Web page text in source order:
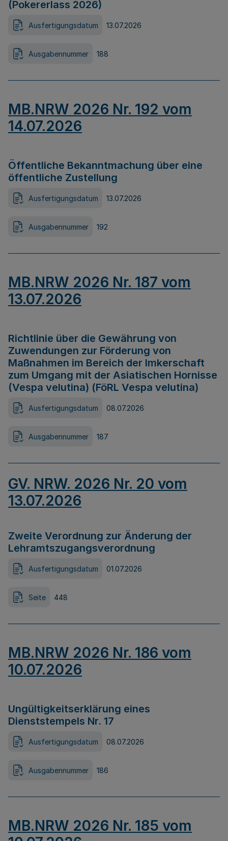
(Pokererlass 2026)
Ausfertigungsdatum 13.07.2026
Ausgabennummer 188
MB.NRW 2026 Nr. 192 vom
14.07.2026
Öffentliche Bekanntmachung über eine
öffentliche Zustellung
Ausfertigungsdatum 13.07.2026
Ausgabennummer 192
MB.NRW 2026 Nr. 187 vom
13.07.2026
Richtlinie über die Gewährung von
Zuwendungen zur Förderung von
Maßnahmen im Bereich der Imkerschaft
zum Umgang mit der Asiatischen Hornisse
(Vespa velutina) (FöRL Vespa velutina)
Ausfertigungsdatum 08.07.2026
Ausgabennummer 187
GV. NRW. 2026 Nr. 20 vom
13.07.2026
Zweite Verordnung zur Änderung der
Lehramtszugangsverordnung
Ausfertigungsdatum 01.07.2026
Seite 448
MB.NRW 2026 Nr. 186 vom
10.07.2026
Ungültigkeitserklärung eines
Dienststempels Nr. 17
Ausfertigungsdatum 08.07.2026
Ausgabennummer 186
MB.NRW 2026 Nr. 185 vom